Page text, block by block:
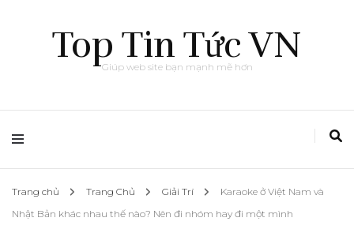
Top Tin Tức VN
Giúp web site bạn mạnh mẽ hơn
Trang chủ Trang Chủ Giải Trí
Karaoke ở Việt Nam và
Nhật Bản khác nhau thế nào? Nên đi nhóm hay đi một mình